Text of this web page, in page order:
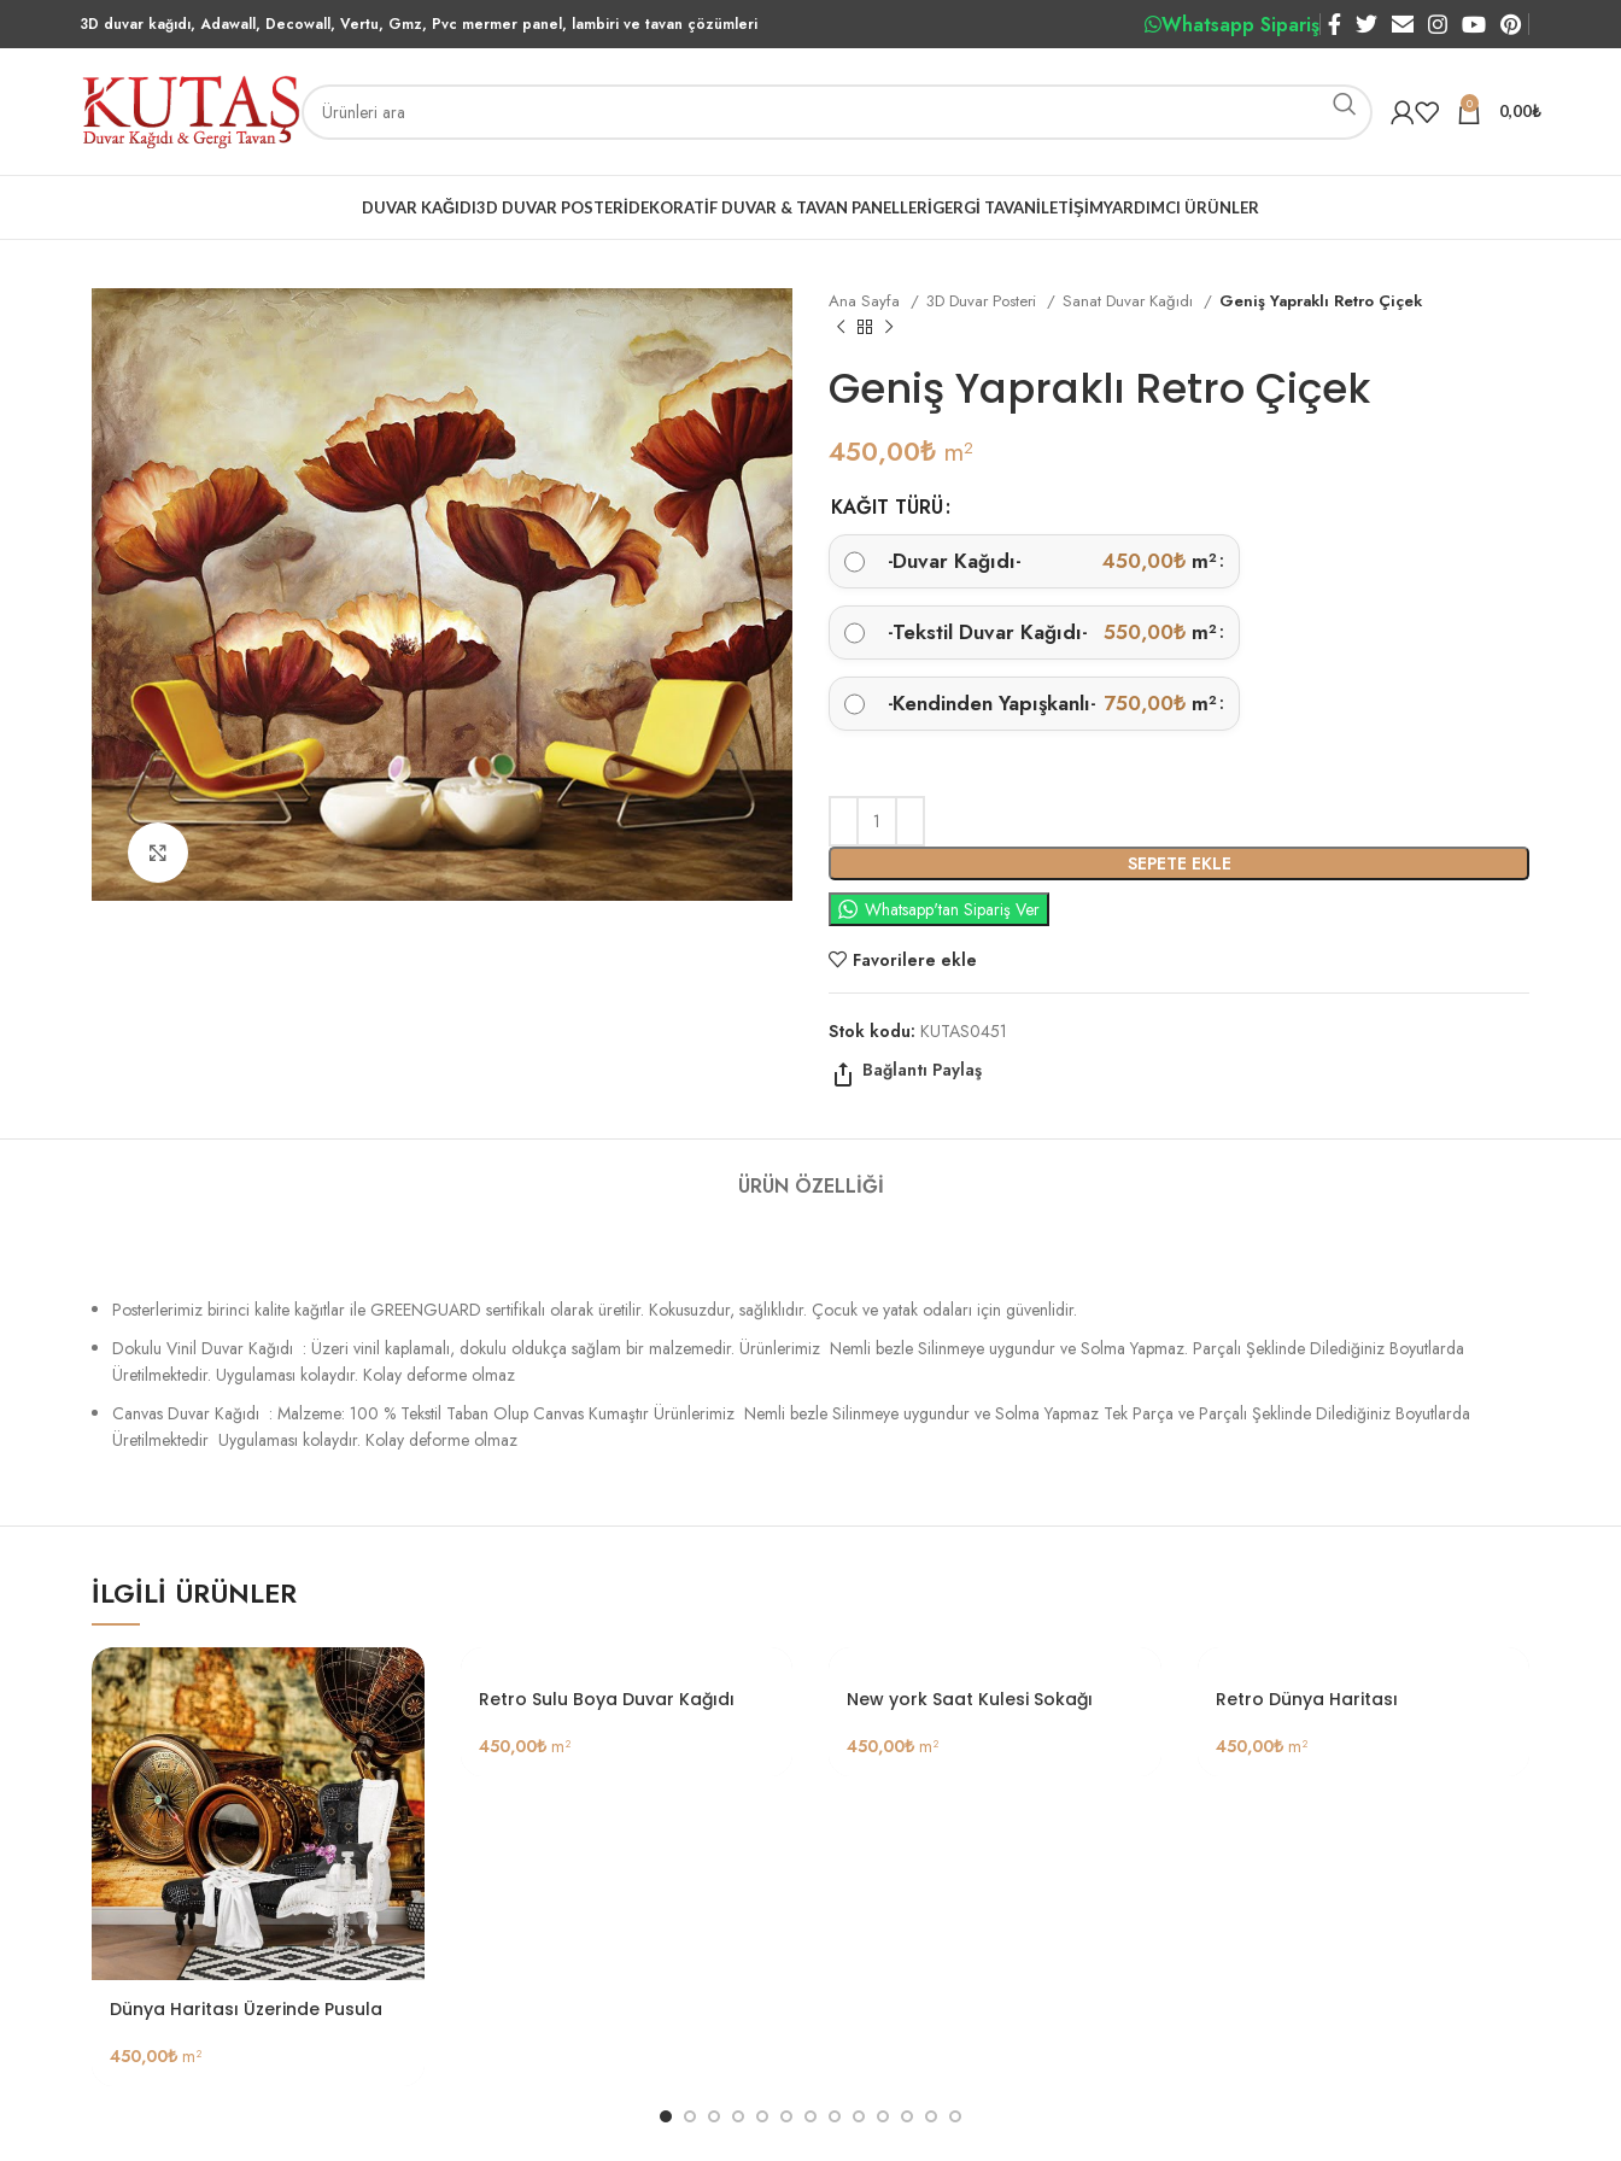
3D duvar kağıdı, Adawall, Decowall, Vertu, Gmz, Pvc mermer panel, lambiri ve tavan çözümleri Whatsapp Sipariş
0 0,00₺
DUVAR KAĞIDI3D DUVAR POSTERIDEKORATIF DUVAR & TAVAN PANELLERIGERGI TAVANİLETIŞIMYARDIMCI ÜRÜNLER
Büyütmek için tıklayın
Ana Sayfa 3D Duvar Posteri Sanat Duvar Kağıdı Geniş Yapraklı Retro Çiçek
Geniş Yapraklı Retro Çiçek
450,00₺m²
KAĞIT TÜRÜ
-Duvar Kağıdı- 450,00₺ m²
-Tekstil Duvar Kağıdı- 550,00₺ m²
-Kendinden Yapışkanlı- 750,00₺ m²
SEPETE EKLE
Whatsapp'tan Sipariş Ver
Favorilere ekle
Stok kodu: KUTAS0451
ÜRÜN ÖZELLIĞI
Posterlerimiz birinci kalite kağıtlar ile GREENGUARD sertifikalı olarak üretilir. Kokusuzdur, sağlıklıdır. Çocuk ve yatak odaları için güvenlidir.
Dokulu Vinil Duvar Kağıdı : Üzeri vinil kaplamalı, dokulu oldukça sağlam bir malzemedir. Ürünlerimiz Nemli bezle Silinmeye uygundur ve Solma Yapmaz. Parçalı Şeklinde Dilediğiniz Boyutlarda
Üretilmektedir. Uygulaması kolaydır. Kolay deforme olmaz
Canvas Duvar Kağıdı : Malzeme: 100 % Tekstil Taban Olup Canvas Kumaştır Ürünlerimiz Nemli bezle Silinmeye uygundur ve Solma Yapmaz Tek Parça ve Parçalı Şeklinde Dilediğiniz Boyutlarda
Üretilmektedir Uygulaması kolaydır. Kolay deforme olmaz
İLGILI ÜRÜNLER
Dünya Haritası Üzerinde Pusula
450,00₺ m²
Retro Sulu Boya Duvar Kağıdı
450,00₺m²
New york Saat Kulesi Sokağı
450,00₺ m²
Retro Dünya Haritası
450,00₺m²